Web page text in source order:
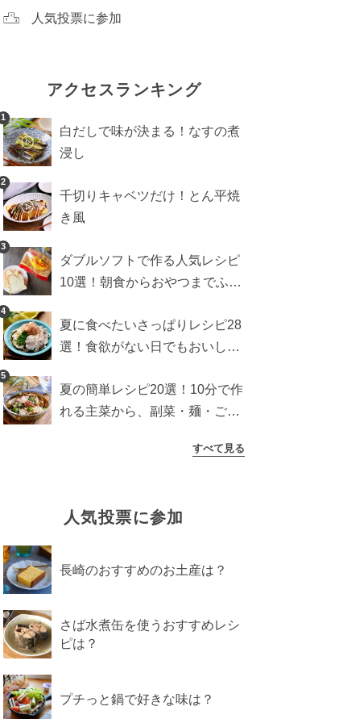
人気投票に参加
アクセスランキング
1
白だしで味が決まる！なすの煮
浸し
2
千切りキャベツだけ！とん平焼
き風
3
ダブルソフトで作る人気レシピ
10選！朝食からおやつまでふん
4
夏に食べたいさっぱりレシピ28
選！食欲がない日でもおいしい
5
夏の簡単レシピ20選！10分で作
れる主菜から、副菜・麺・ごは
すべて見る
人気投票に参加
長崎のおすすめのお土産は？
さば水煮缶を使うおすすめレシ
ピは？
プチっと鍋で好きな味は？